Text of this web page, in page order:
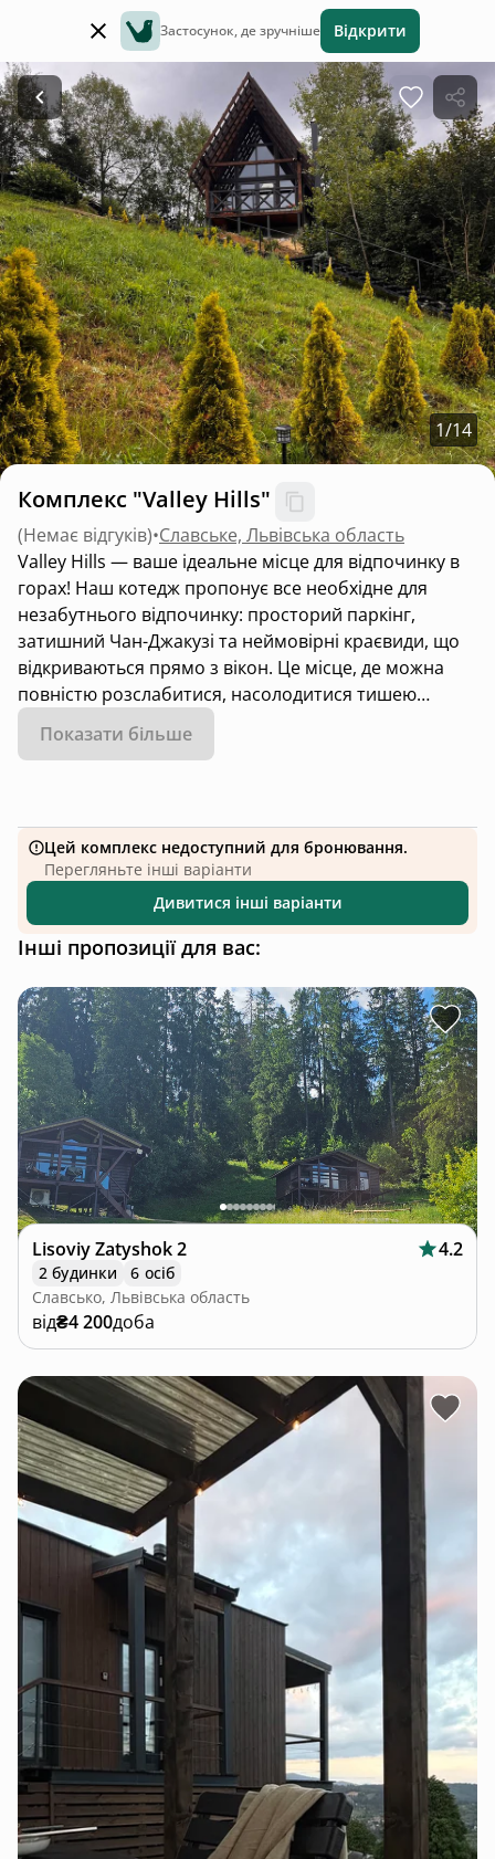
Застосунок, де зручніше Відкрити
1/14
Комплекс "Valley Hills"
(Немає відгуків)•Славське, Львівська область
Valley Hills — ваше ідеальне місце для відпочинку в
горах! Наш котедж пропонує все необхідне для
незабутнього відпочинку: просторий паркінг,
затишний Чан-Джакузі та неймовірні краєвиди, що
відкриваються прямо з вікон. Це місце, де можна
повністю розслабитися, насолодитися тишею
природи та зарядитися енергією гір. Ваша ідеальна
відпустка починається тут!
Показати більше
Цей комплекс недоступний для бронювання.
Перегляньте інші варіанти
Дивитися інші варіанти
Інші пропозиції для вас:
Lisoviy Zatyshok 2 4.2
2 будинки
6 осіб
Славсько, Львівська область
від₴4 200доба